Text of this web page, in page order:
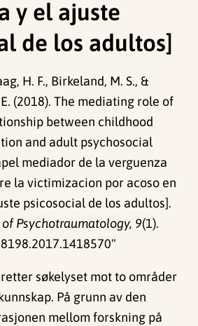
y el ajuste
de los adultos]
H. F., Birkeland, M. S., &
(2018). The mediating role of
between childhood
and adult psychosocial
mediador de la verguenza
la victimizacion por acoso en
psicosocial de los adultos].
Psychotraumatology, 9(1).
"
søkelyset mot to områder
På grunn av den
mellom forskning på